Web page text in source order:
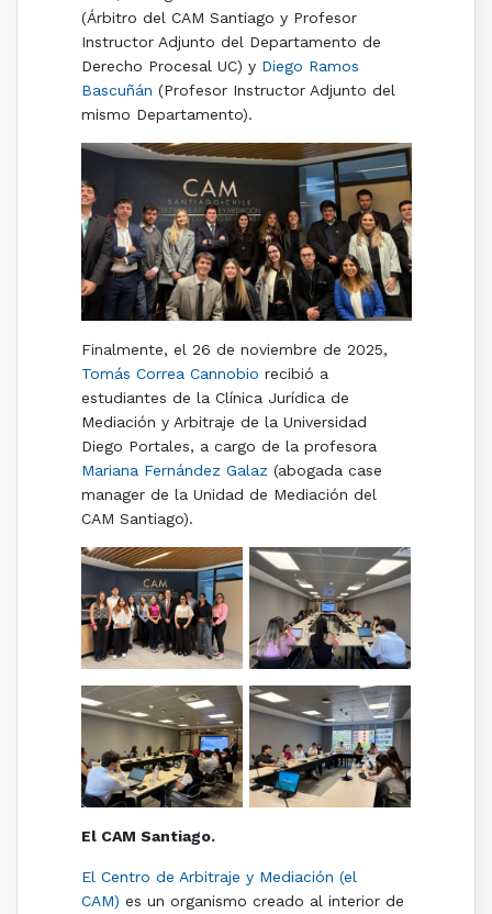
(Árbitro del CAM Santiago y Profesor
Instructor Adjunto del Departamento de
Derecho Procesal UC) y Diego Ramos
Bascuñán (Profesor Instructor Adjunto del
mismo Departamento).
Finalmente, el 26 de noviembre de 2025,
Tomás Correa Cannobio recibió a
estudiantes de la Clínica Jurídica de
Mediación y Arbitraje de la Universidad
Diego Portales, a cargo de la profesora
Mariana Fernández Galaz(abogada case
manager de la Unidad de Mediación del
CAM Santiago).
El CAM Santiago.
El Centro de Arbitraje y Mediación (el
CAM) es un organismo creado al interior de